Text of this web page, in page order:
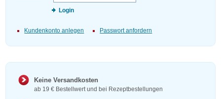
Login
Kundenkonto anlegen Passwort anfordern
Keine Versandkosten
ab 19 € Bestellwert und bei Rezeptbestellungen